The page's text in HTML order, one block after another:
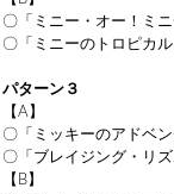
〇「ミニー・オー！ミニ
〇「ミニーのトロピカル
パターン３
【A】
〇「ミッキーのアドベ
〇「ブレイジング・リズ
【B】